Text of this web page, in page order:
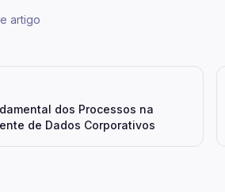
artigo
dos Processos na
de Dados Corporativos